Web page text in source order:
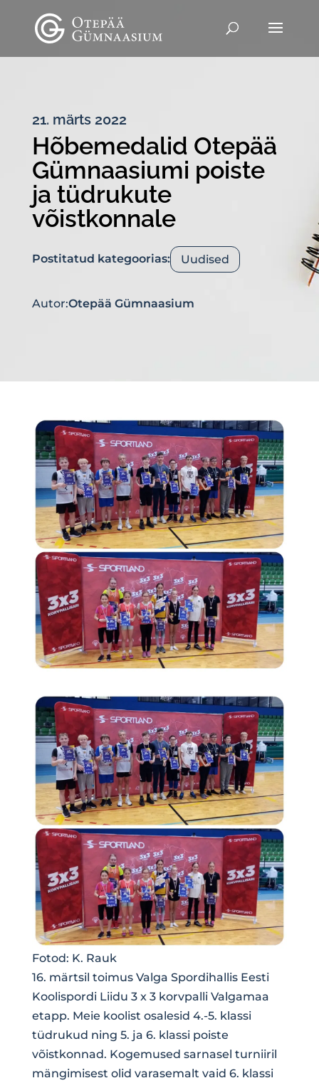
21. märts 2022
Hõbemedalid Otepää
Gümnaasiumi poiste
ja tüdrukute
võistkonnale
Postitatud kategoorias: Uudised
Autor:Otepää Gümnaasium
Fotod: K. Rauk
16. märtsil toimus Valga Spordihallis Eesti
Koolispordi Liidu 3 x 3 korvpalli Valgamaa
etapp. Meie koolist osalesid 4.-5. klassi
tüdrukud ning 5. ja 6. klassi poiste
võistkonnad. Kogemused sarnasel turniiril
mängimisest olid varasemalt vaid 6. klassi